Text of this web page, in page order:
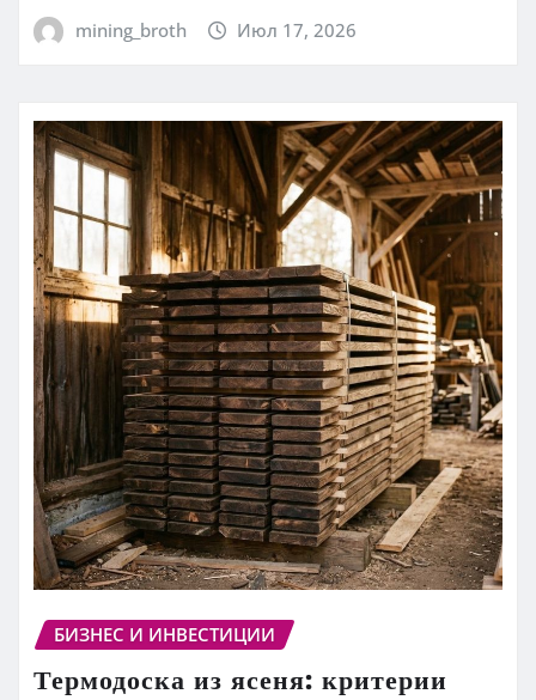
mining_broth Июл 17, 2026
БИЗНЕС И ИНВЕСТИЦИИ
Термодоска из ясеня: критерии